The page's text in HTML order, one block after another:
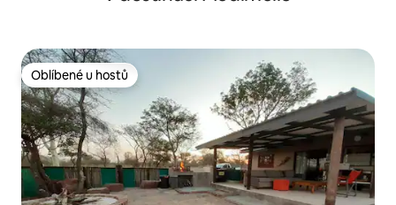
Oblíbené u hostů
Oblíbené u hostů